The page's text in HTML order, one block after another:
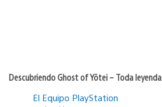
Descubriendo Ghost of Yōtei – Toda
El Equipo PlayStation